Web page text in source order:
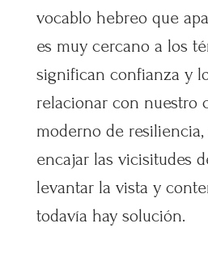
vocablo hebreo que
es muy cercano a los
significan confianza y
relacionar con nuestro
moderno de
encajar las vicisitudes
levantar la vista y
todavía hay solución.